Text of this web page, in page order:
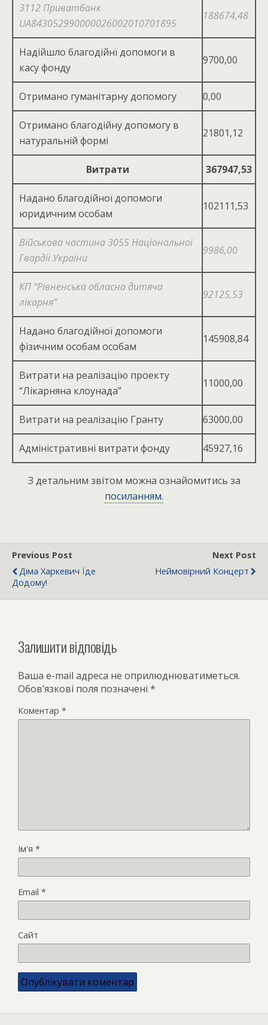
3112 Приватбанк
UA843052990000026002010701895
188674,48
Надійшло благодійнї допомоги в
касу фонду
9700,00
Отримано гуманітарну допомогу 0,00
Отримано благодійну допомогу в
натуральній формі
21801,12
Витрати 367947,53
Надано благодійної допомоги
юридичним особам
102111,53
Військова частина 3055 Національної
Гвардії України
9986,00
КП “Рівненська обласна дитяча
лікарня”
92125,53
Надано благодійної допомоги
фізичним особам особам
145908,84
Витрати на реалізацію проекту
“Лікарняна клоунада”
11000,00
Витрати на реалізацію Гранту 63000,00
Адміністративні витрати фонду 45927,16
З детальним звітом можна ознайомитись за
посиланням.
Previous Post
Діма Харкевич Їде
Додому!
Next Post
Неймовірний Концерт
Залишити відповідь
Ваша e-mail адреса не оприлюднюватиметься.
Обов’язкові поля позначені *
Коментар *
Ім'я *
Email *
Сайт